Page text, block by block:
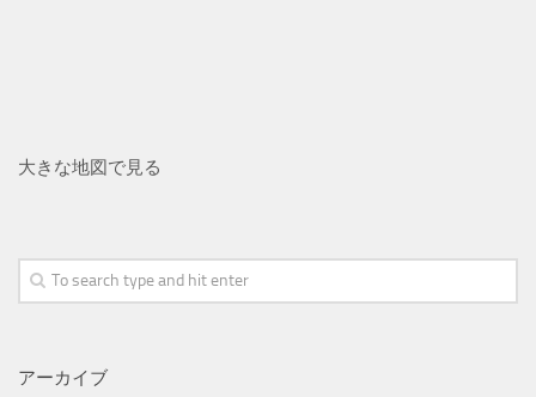
大きな地図で見る
アーカイブ